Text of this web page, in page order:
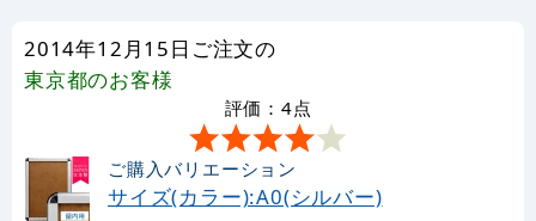
2014年12月15日ご注文の
東京都のお客様
評価：4点
ご購入バリエーション
サイズ(カラー):A0(シルバー)